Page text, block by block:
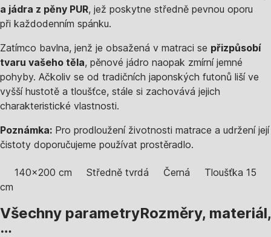
a jádra z pěny PUR, jež poskytne středně pevnou oporu
při každodenním spánku.
Zatímco bavlna, jenž je obsažená v matraci se přizpůsobí
tvaru vašeho těla, pěnové jádro naopak zmírní jemné
pohyby. Ačkoliv se od tradičních japonských futonů liší ve
vyšší hustotě a tloušťce, stále si zachovává jejich
charakteristické vlastnosti.
Poznámka: Pro prodloužení životnosti matrace a udržení její
čistoty doporučujeme používat prostěradlo.
140x200 cm Středně tvrdá Černá
Tloušťka 15
cm
Všechny parametryRozměry, materiál,
…